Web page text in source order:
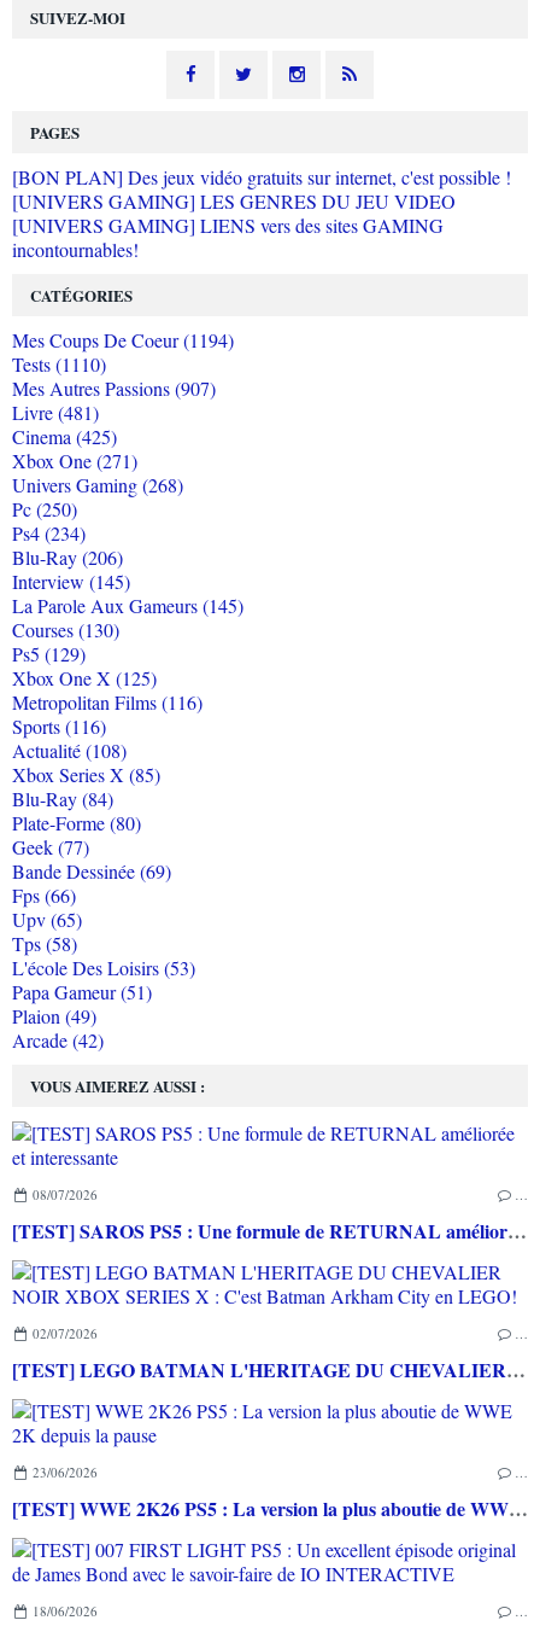
SUIVEZ-MOI
VOUS AIMEREZ AUSSI :
08/07/2026
[TEST] SAROS PS5 : Une formule de RETURNAL améliorée et interessante
02/07/2026
[TEST] LEGO BATMAN L'HERITAGE DU CHEVALIER NOIR XBOX SERIES X : C'est Batman Arkham City en LEGO!
23/06/2026
[TEST] WWE 2K26 PS5 : La version la plus aboutie de WWE 2K depuis la pause
18/06/2026
PAGES
[BON PLAN] Des jeux vidéo gratuits sur internet, c'est possible !
[UNIVERS GAMING] LES GENRES DU JEU VIDEO
[UNIVERS GAMING] LIENS vers des sites GAMING
incontournables!
CATÉGORIES
Mes Coups De Coeur (1194)
Tests (1110)
Mes Autres Passions (907)
Livre (481)
Cinema (425)
Xbox One (271)
Univers Gaming (268)
Pc (250)
Ps4 (234)
Blu-Ray (206)
Interview (145)
La Parole Aux Gameurs (145)
Courses (130)
Ps5 (129)
Xbox One X (125)
Metropolitan Films (116)
Sports (116)
Actualité (108)
Xbox Series X (85)
Blu-Ray (84)
Plate-Forme (80)
Geek (77)
Bande Dessinée (69)
Fps (66)
Upv (65)
Tps (58)
L'école Des Loisirs (53)
Papa Gameur (51)
Plaion (49)
Arcade (42)